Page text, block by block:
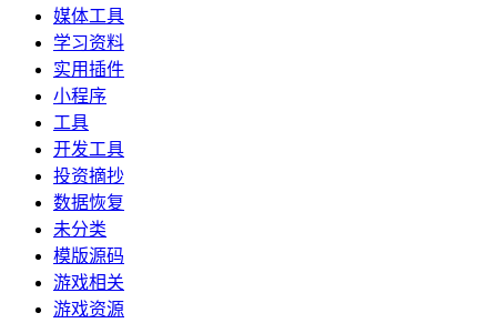
媒体工具
学习资料
实用插件
小程序
工具
开发工具
投资摘抄
数据恢复
未分类
模版源码
游戏相关
游戏资源